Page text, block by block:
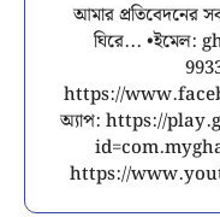
আমার প্রতিবেদনের
ঘিরে... •ইমেল:
https://
অ্যাপ: https://
https://